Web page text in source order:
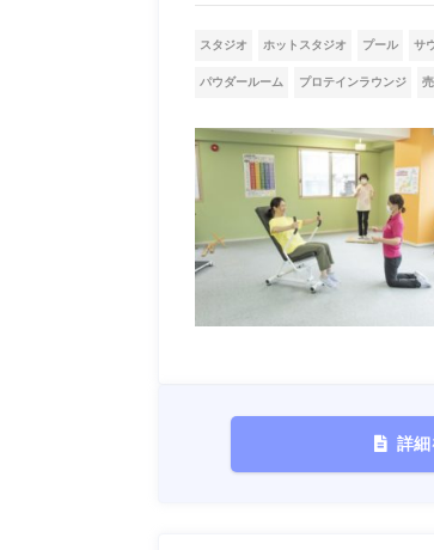
スタジオ ホットスタジオ プール サ
パウダールーム プロテインラウンジ
詳細